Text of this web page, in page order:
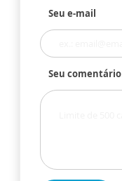
Seu e-mail
Seu comentário